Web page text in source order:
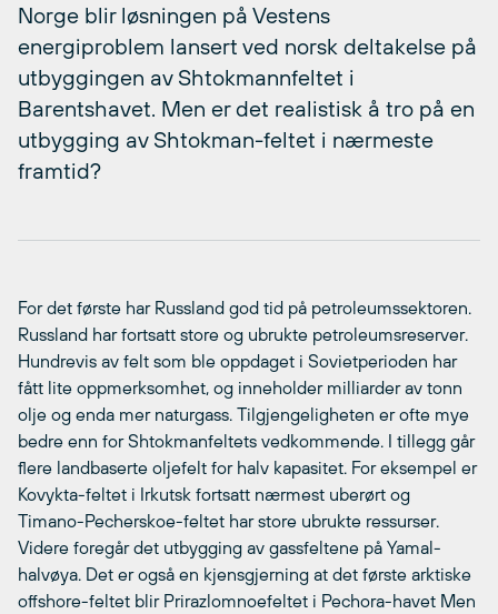
Norge blir løsningen på Vestens
energiproblem lansert ved norsk deltakelse på
utbyggingen av Shtokmannfeltet i
Barentshavet. Men er det realistisk å tro på en
utbygging av Shtokman-feltet i nærmeste
framtid?
For det første har Russland god tid på petroleumssektoren.
Russland har fortsatt store og ubrukte petroleumsreserver.
Hundrevis av felt som ble oppdaget i Sovietperioden har
fått lite oppmerksomhet, og inneholder milliarder av tonn
olje og enda mer naturgass. Tilgjengeligheten er ofte mye
bedre enn for Shtokmanfeltets vedkommende. I tillegg går
flere landbaserte oljefelt for halv kapasitet. For eksempel er
Kovykta-feltet i Irkutsk fortsatt nærmest uberørt og
Timano-Pecherskoe-feltet har store ubrukte ressurser.
Videre foregår det utbygging av gassfeltene på Yamal-
halvøya. Det er også en kjensgjerning at det første arktiske
offshore-feltet blir Prirazlomnoefeltet i Pechora-havet Men